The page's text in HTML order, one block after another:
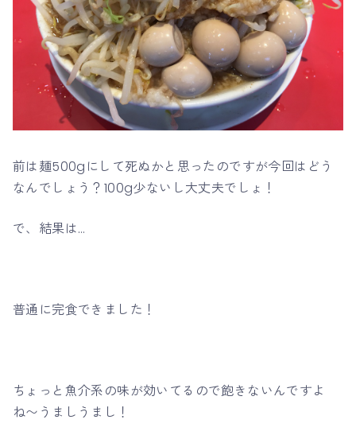
前は麺500gにして死ぬかと思ったのですが今回はどう
なんでしょう？100g少ないし大丈夫でしょ！
で、結果は…
普通に完食できました！
ちょっと魚介系の味が効いてるので飽きないんですよ
ね〜うましうまし！